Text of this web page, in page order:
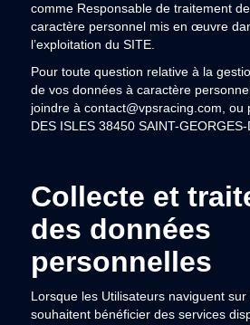
comme Responsable de traitement
caractère personnel mis en œuvre
l’exploitation du SITE.
Pour toute question relative à la
de vos données à caractère
joindre à contact@vpsracing.com, ou
DES ISLES 38450 SAINT-GEORGES-
Collecte et
des données
personnelles
Lorsque les Utilisateurs naviguent sur
souhaitent bénéficier des services